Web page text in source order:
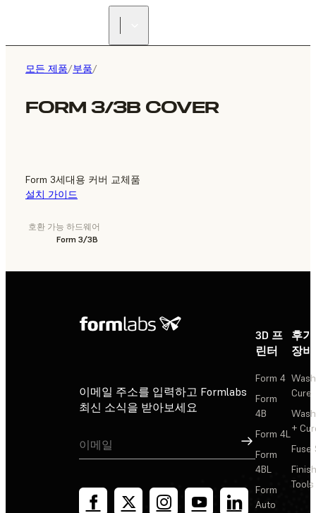
모든 제품/부품/
FORM 3/3B COVER
Form 3세대용 커버 교체품
설치 가이드
호환 가능 하드웨어
Form 3/3B
이메일 주소를 입력하고 Formlabs
최신 소식을 받아보세요
가입
3D 프
린터
Form 4
Form
4B
Form 4L
Form
4BL
Form
Auto
후
장비
Cure
+
Fuse
Tools